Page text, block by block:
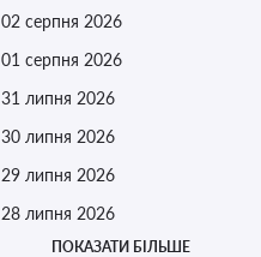
02 серпня 2026
01 серпня 2026
31 липня 2026
30 липня 2026
29 липня 2026
28 липня 2026
ПОКАЗАТИ БІЛЬШЕ